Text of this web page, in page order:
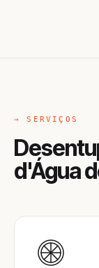
→ SERVIÇOS
d'Água